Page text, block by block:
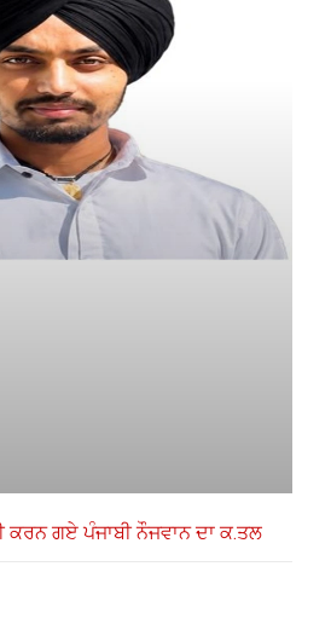
ਗਏ ਪੰਜਾਬੀ ਨੌਜਵਾਨ ਦਾ ਕ.ਤਲ